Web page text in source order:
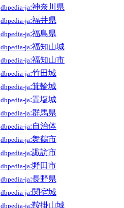
dbpedia-ja:神奈川県
dbpedia-ja:福井県
dbpedia-ja:福島県
dbpedia-ja:福知山城
dbpedia-ja:福知山市
dbpedia-ja:竹田城
dbpedia-ja:箕輪城
dbpedia-ja:置塩城
dbpedia-ja:群馬県
dbpedia-ja:自治体
dbpedia-ja:舞鶴市
dbpedia-ja:諏訪市
dbpedia-ja:野田市
dbpedia-ja:長野県
dbpedia-ja:関宿城
dbpedia-ja:鞍掛山城